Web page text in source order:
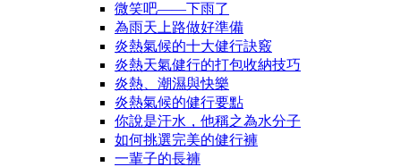
微笑吧——下雨了
為雨天上路做好準備
炎熱氣候的十大健行訣竅
炎熱天氣健行的打包收納技巧
炎熱、潮濕與快樂
炎熱氣候的健行要點
你說是汗水，他稱之為水分子
如何挑選完美的健行褲
一輩子的長褲